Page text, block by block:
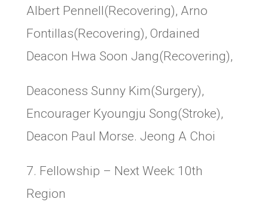
Albert Pennell(Recovering), Arno
Fontillas(Recovering), Ordained
Deacon Hwa Soon Jang(Recovering),
Deaconess Sunny Kim(Surgery),
Encourager Kyoungju Song(Stroke),
Deacon Paul Morse. Jeong A Choi
7. Fellowship – Next Week: 10th
Region